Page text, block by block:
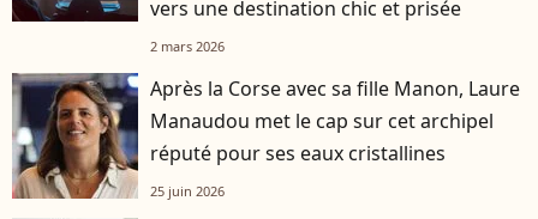
vers une destination chic et prisée
2 mars 2026
Après la Corse avec sa fille Manon, Laure
Manaudou met le cap sur cet archipel
réputé pour ses eaux cristallines
25 juin 2026